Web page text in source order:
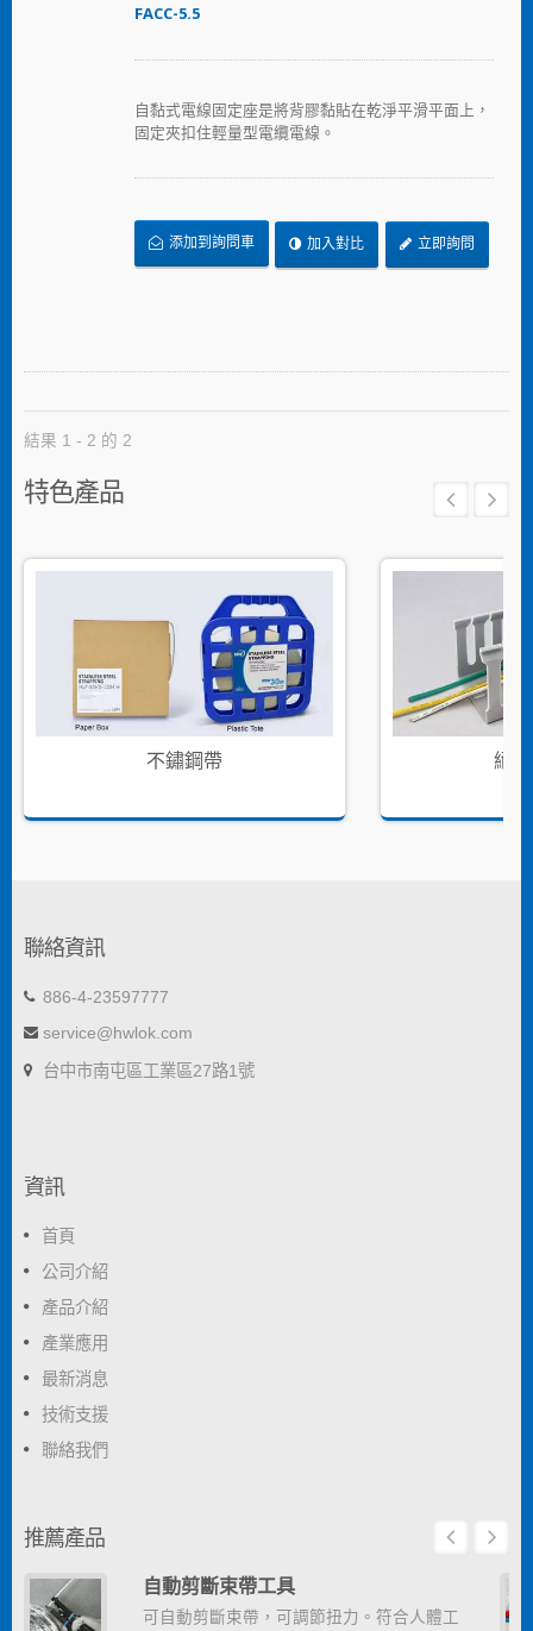
FACC-5.5
自黏式電線固定座是將背膠黏貼在乾淨平滑平面上，
固定夾扣住輕量型電纜電線。
添加到詢問車 加入對比 立即詢問
結果 1 - 2 的 2
特色產品
不鏽鋼帶 絕
聯絡資訊
886-4-23597777
service@hwlok.com
台中市南屯區工業區27路1號
資訊
首頁
公司介紹
產品介紹
產業應用
最新消息
技術支援
聯絡我們
推薦產品
自動剪斷束帶工具
可自動剪斷束帶，可調節扭力。符合人體工